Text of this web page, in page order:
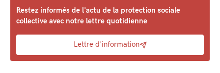
Restez informés de l'actu de la protection sociale
collective avec notre lettre quotidienne
Lettre d'information